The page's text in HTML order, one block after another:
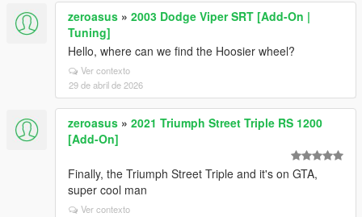
zeroasus » 2003 Dodge Viper SRT [Add-On |
Tuning]
Hello, where can we find the Hoosier wheel?
Ver contexto
29 de abril de 2026
zeroasus » 2021 Triumph Street Triple RS 1200
[Add-On]
Finally, the Triumph Street Triple and it's on GTA,
super cool man
Ver contexto